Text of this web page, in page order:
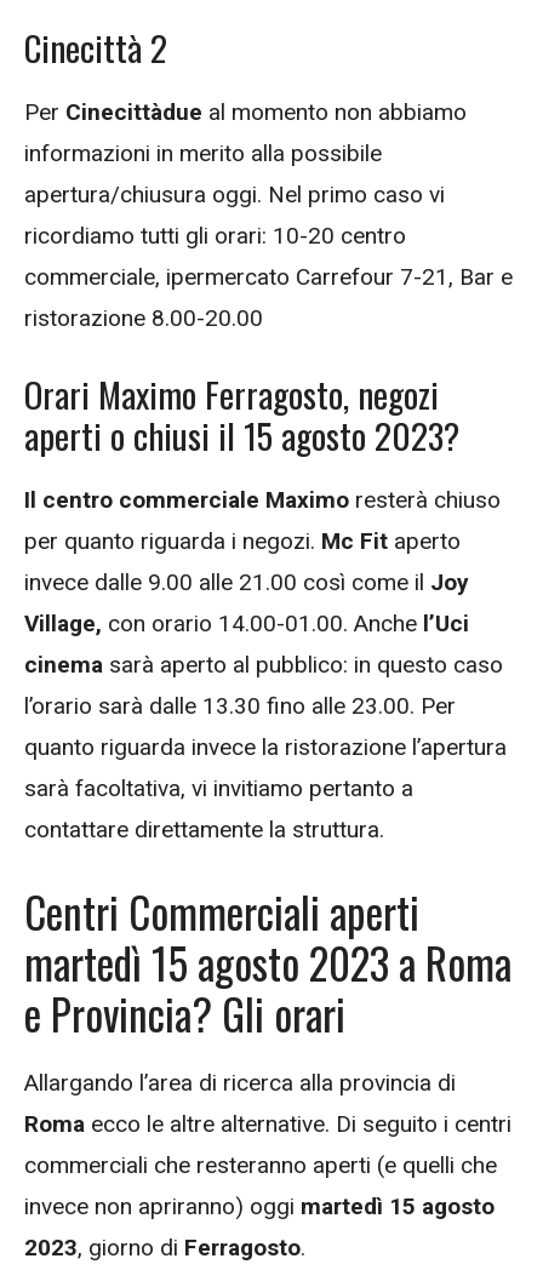
Cinecittà 2
Per Cinecittàdue al momento non abbiamo
informazioni in merito alla possibile
apertura/chiusura oggi. Nel primo caso vi
ricordiamo tutti gli orari: 10-20 centro
commerciale, ipermercato Carrefour 7-21, Bar e
ristorazione 8.00-20.00
Orari Maximo Ferragosto, negozi
aperti o chiusi il 15 agosto 2023?
Il centro commerciale Maximo resterà chiuso
per quanto riguarda i negozi. Mc Fit aperto
invece dalle 9.00 alle 21.00 così come il Joy
Village, con orario 14.00-01.00. Anche l’Uci
cinema sarà aperto al pubblico: in questo caso
l’orario sarà dalle 13.30 fino alle 23.00. Per
quanto riguarda invece la ristorazione l’apertura
sarà facoltativa, vi invitiamo pertanto a
contattare direttamente la struttura.
Centri Commerciali aperti
martedì 15 agosto 2023 a Roma
e Provincia? Gli orari
Allargando l’area di ricerca alla provincia di
Roma ecco le altre alternative. Di seguito i centri
commerciali che resteranno aperti (e quelli che
invece non apriranno) oggi martedì 15 agosto
2023, giorno di Ferragosto.